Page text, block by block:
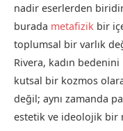
nadir eserlerden
burada metafizik bir
toplumsal bir varlık
Rivera, kadın bedenini
kutsal bir kozmos
değil; aynı zamanda
estetik ve ideolojik bir